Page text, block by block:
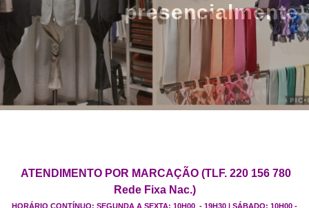
presencialmente
ATENDIMENTO POR MARCAÇÃO (TLF. 220 156 780
Rede Fixa Nac.)
HORÁRIO CONTÍNUO: SEGUNDA A SEXTA: 10H00 - 19H30 | SÁBADO: 10H00 -